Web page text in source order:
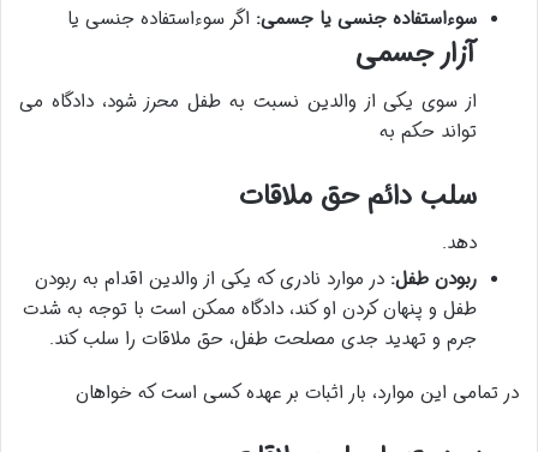
سوءاستفاده جنسی یا جسمی: اگر سوءاستفاده جنسی یا
آزار جسمی
از سوی یکی از والدین نسبت به طفل محرز شود، دادگاه می
تواند حکم به
سلب دائم حق ملاقات
دهد.
ربودن طفل: در موارد نادری که یکی از والدین اقدام به ربودن
طفل و پنهان کردن او کند، دادگاه ممکن است با توجه به شدت
جرم و تهدید جدی مصلحت طفل، حق ملاقات را سلب کند.
در تمامی این موارد، بار اثبات بر عهده کسی است که خواهان